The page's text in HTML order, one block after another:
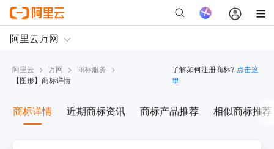
阿里云 > 万网 > 商标服务 >
【图形】商标详情
了解如何注册商标? 点击这
里
商标详情 近期商标资讯 商标产品推荐 相似商标推荐